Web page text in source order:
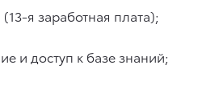
я заработная плата);
и доступ к базе знаний;